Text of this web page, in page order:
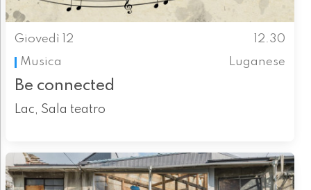
Giovedì 12
12.30
Musica
Luganese
Be connected
Lac, Sala teatro